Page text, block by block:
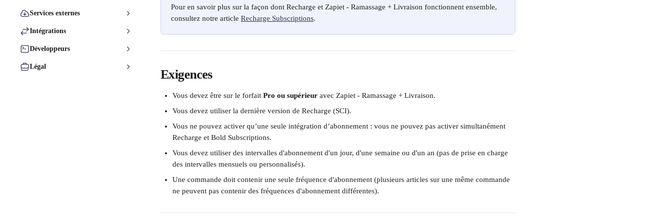
Services externes
Intégrations
Développeurs
Légal
Pour en savoir plus sur la façon dont Recharge et Zapiet - Ramassage + Livraison fonctionnent ensemble,
consultez notre article Recharge Subscriptions.
Exigences
Vous devez être sur le forfait Pro ou supérieur avec Zapiet - Ramassage + Livraison.
Vous devez utiliser la dernière version de Recharge (SCI).
Vous ne pouvez activer qu’une seule intégration d’abonnement : vous ne pouvez pas activer simultanément
Recharge et Bold Subscriptions.
Vous devez utiliser des intervalles d'abonnement d'un jour, d'une semaine ou d'un an (pas de prise en charge
des intervalles mensuels ou personnalisés).
Une commande doit contenir une seule fréquence d'abonnement (plusieurs articles sur une même commande
ne peuvent pas contenir des fréquences d'abonnement différentes).